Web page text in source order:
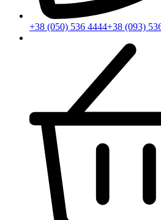
+38 (050) 536 4444+38 (093)